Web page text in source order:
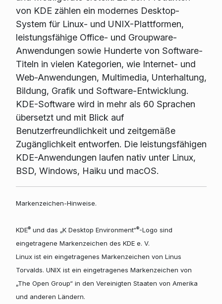
von KDE zählen ein modernes Desktop-
System für Linux- und UNIX-Plattformen,
leistungsfähige Office- und Groupware-
Anwendungen sowie Hunderte von Software-
Titeln in vielen Kategorien, wie Internet- und
Web-Anwendungen, Multimedia, Unterhaltung,
Bildung, Grafik und Software-Entwicklung.
KDE-Software wird in mehr als 60 Sprachen
übersetzt und mit Blick auf
Benutzerfreundlichkeit und zeitgemäße
Zugänglichkeit entworfen. Die leistungsfähigen
KDE-Anwendungen laufen nativ unter Linux,
BSD, Windows, Haiku und macOS.
Markenzeichen-Hinweise.
KDE®und das „K Desktop Environment“®-Logo sind
eingetragene Markenzeichen des KDE e. V.
Linux ist ein eingetragenes Markenzeichen von Linus
Torvalds. UNIX ist ein eingetragenes Markenzeichen von
„The Open Group“ in den Vereinigten Staaten von Amerika
und anderen Ländern.